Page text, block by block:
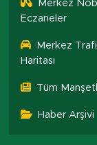
Merkez
Eczaneler
Merkez
Haritası
Tüm
Haber Arşivi